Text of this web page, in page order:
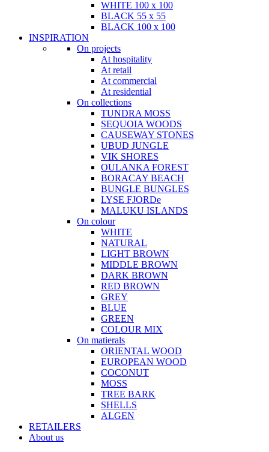
WHITE 100 x 100
BLACK 55 x 55
BLACK 100 x 100
INSPIRATION
On projects
At hospitality
At retail
At commercial
At residential
On collections
TUNDRA MOSS
SEQUOIA WOODS
CAUSEWAY STONES
UBUD JUNGLE
VIK SHORES
OULANKA FOREST
BORACAY BEACH
BUNGLE BUNGLES
LYSE FJORDe
MALUKU ISLANDS
On colour
WHITE
NATURAL
LIGHT BROWN
MIDDLE BROWN
DARK BROWN
RED BROWN
GREY
BLUE
GREEN
COLOUR MIX
On matierals
ORIENTAL WOOD
EUROPEAN WOOD
COCONUT
MOSS
TREE BARK
SHELLS
ALGEN
RETAILERS
About us